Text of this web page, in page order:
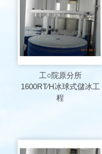
工○院原分所
1600RT∕H冰球式儲冰工
程